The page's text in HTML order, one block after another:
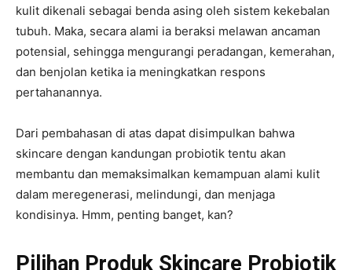
kulit dikenali sebagai benda asing oleh sistem kekebalan
tubuh. Maka, secara alami ia beraksi melawan ancaman
potensial, sehingga mengurangi peradangan, kemerahan,
dan benjolan ketika ia meningkatkan respons
pertahanannya.
Dari pembahasan di atas dapat disimpulkan bahwa
skincare dengan kandungan probiotik tentu akan
membantu dan memaksimalkan kemampuan alami kulit
dalam meregenerasi, melindungi, dan menjaga
kondisinya. Hmm, penting banget, kan?
Pilihan Produk Skincare Probiotik